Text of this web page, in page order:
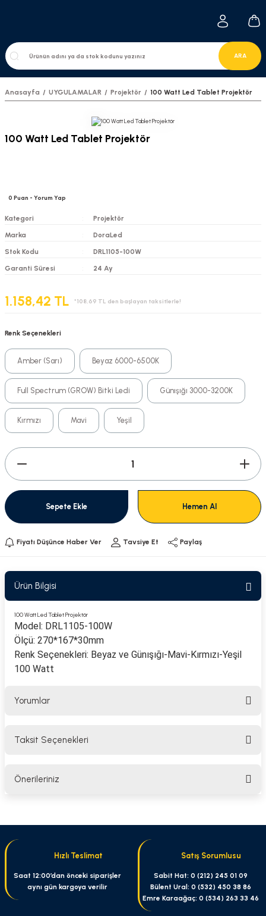
ARA
Anasayfa UYGULAMALAR Projektör 100 Watt Led Tablet Projektör
100 Watt Led Tablet Projektör
0 Puan - Yorum Yap
Kategori
Projektör
Marka
DoraLed
Stok Kodu
DRL1105-100W
Garanti Süresi
24 Ay
1.158,42 TL *108,69 TL den başlayan taksitlerle!
Renk Seçenekleri
Amber (Sarı) Beyaz 6000-6500K
Full Spectrum (GROW) Bitki Ledi Günışığı 3000-3200K
Kırmızı Mavi Yeşil
Sepete Ekle Hemen Al
Fiyatı Düşünce Haber Ver Tavsiye Et Paylaş
Ürün Bilgisi
100 Watt Led Tablet Projektör
Model: DRL1105-100W
Ölçü: 270*167*30mm
Renk Seçenekleri: Beyaz ve Günışığı-Mavi-Kırmızı-Yeşil
100 Watt
Yorumlar
Taksit Seçenekleri
Önerileriniz
Görüş ve önerileriniz için teşekkür ederiz.
Ürün resmi kalitesiz, bozuk veya görüntülenemiyor.
Ürün açıklamasında eksik bilgiler bulunuyor.
Hızlı Teslimat
Saat 12:00’dan önceki siparişler
aynı gün kargoya verilir
Satış Sorumlusu
Sabit Hat: 0 (212) 245 01 09
Bülent Ural: 0 (532) 450 38 86
Emre Karaağaç: 0 (534) 263 33 46